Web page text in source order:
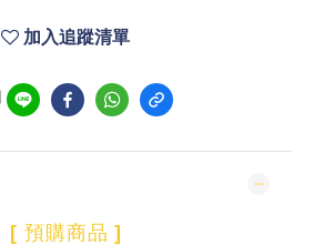
加入追蹤清單
[ 預購商品 ]